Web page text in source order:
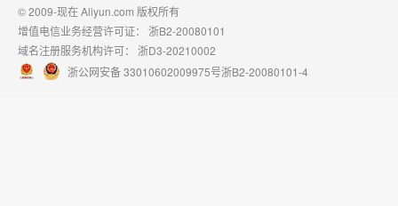
© 2009-现在 Aliyun.com 版权所有
增值电信业务经营许可证： 浙B2-20080101
域名注册服务机构许可： 浙D3-20210002
浙公网安备 33010602009975号浙B2-20080101-4